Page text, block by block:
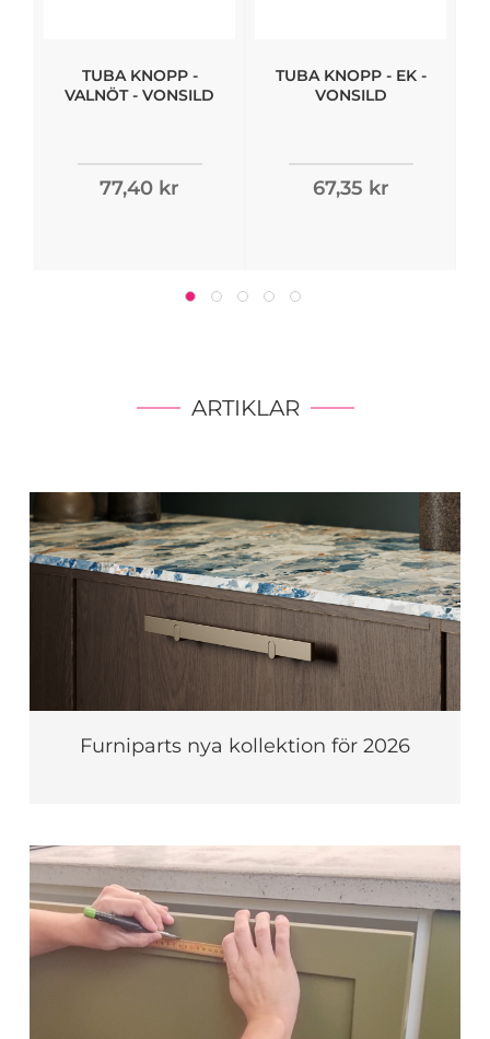
TUBA KNOPP -
VALNÖT - VONSILD
77,40 kr
TUBA KNOPP - EK -
VONSILD
67,35 kr
ARTIKLAR
Furniparts nya kollektion för 2026